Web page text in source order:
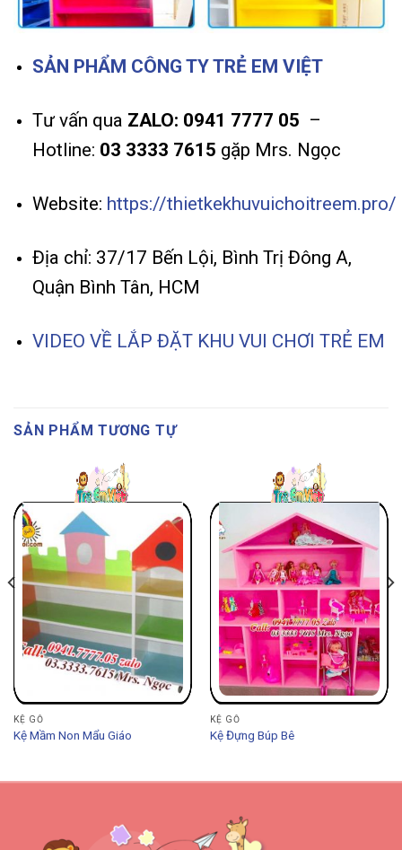
SẢN PHẨM CÔNG TY TRẺ EM VIỆT
Tư vấn qua ZALO: 0941 7777 05 –
Hotline: 03 3333 7615 gặp Mrs. Ngọc
Website: https://thietkekhuvuichoitreem.pro/
Địa chỉ: 37/17 Bến Lội, Bình Trị Đông A,
Quận Bình Tân, HCM
VIDEO VỀ LẮP ĐẶT KHU VUI CHƠI TRẺ EM
SẢN PHẨM TƯƠNG TỰ
KỆ GỖ
Kệ Mầm Non Mẩu Giáo
KỆ GỖ
Kệ Đựng Búp Bê